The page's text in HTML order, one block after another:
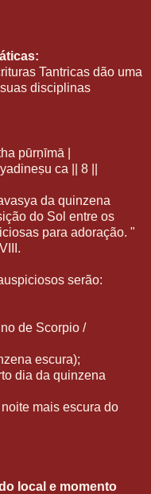
Tantricas dão uma
disciplinas
pūrṇīmā |
ca || 8 ||
da quinzena
do Sol entre os
para adoração. "
serão:
de Scorpio /
escura);
dia da quinzena
mais escura do
local e momento